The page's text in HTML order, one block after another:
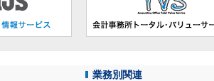
業務別関連